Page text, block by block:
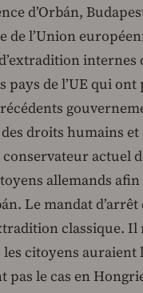
d’Orbán,
de l’Union
internes
pays de l’UE qui
droits humains
actuel
allemands
Le mandat
classique.
les citoyens
pas le cas en